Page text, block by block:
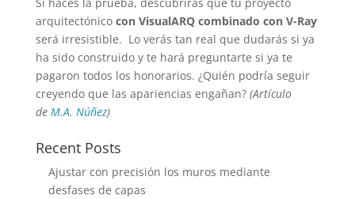
arquitectónico con VisualARQ combinado con V-Ray
será irresistible. Lo verás tan real que dudarás si ya
ha sido construido y te hará preguntarte si ya te
pagaron todos los honorarios. ¿Quién podría seguir
creyendo que las apariencias engañan? (Artículo
de M.A. Núñez)
Recent Posts
Ajustar con precisión los muros mediante
desfases de capas